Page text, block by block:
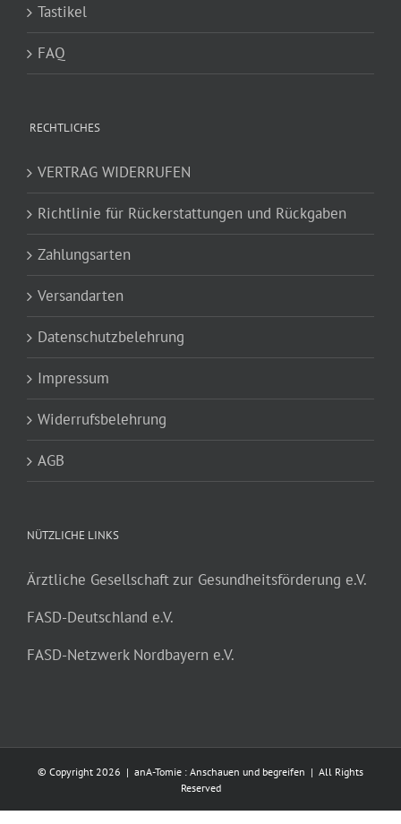
Tastikel
FAQ
RECHTLICHES
VERTRAG WIDERRUFEN
Richtlinie für Rückerstattungen und Rückgaben
Zahlungsarten
Versandarten
Datenschutzbelehrung
Impressum
Widerrufsbelehrung
AGB
NÜTZLICHE LINKS
Ärztliche Gesellschaft zur Gesundheitsförderung e.V.
FASD-Deutschland e.V.
FASD-Netzwerk Nordbayern e.V.
© Copyright 2026 | anA-Tomie : Anschauen und begreifen | All Rights
Reserved